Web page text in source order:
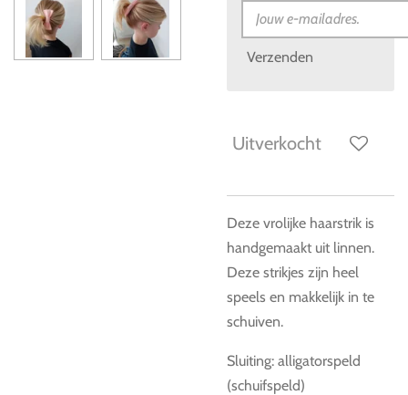
Verzenden
Uitverkocht
Deze vrolijke haarstrik is
handgemaakt uit linnen.
Deze strikjes zijn heel
speels en makkelijk in te
schuiven.
Sluiting: alligatorspeld
(schuifspeld)